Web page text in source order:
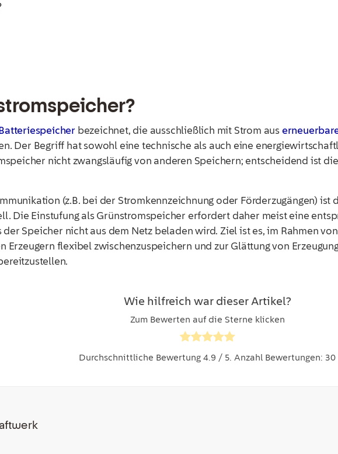
bezeichnet, die ausschließlich mit Strom aus
Der Begriff hat sowohl eine technische als auch eine
nicht zwangsläufig von anderen Speichern; entscheidend ist
(z.B. bei der Stromkennzeichnung oder Förderzugängen) ist
Die Einstufung als Grünstromspeicher erfordert daher meist eine
Speicher nicht aus dem Netz beladen wird. Ziel ist es, im Rahmen von
Erzeugern flexibel zwischenzuspeichern und zur Glättung von
Wie hilfreich war dieser Artikel?
Zum Bewerten auf die Sterne klicken
Durchschnittliche Bewertung 4.9 / 5. Anzahl Bewertungen: 30